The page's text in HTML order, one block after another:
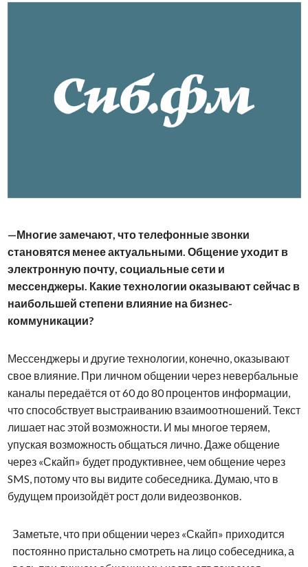
Многие замечают, что телефонные звонки
становятся менее актуальными. Общение уходит в
электронную почту, социальные сети и
мессенджеры. Какие технологии оказывают сейчас в
наибольшей степени влияние на бизнес-
коммуникации?
Мессенджеры и другие технологии, конечно, оказывают
свое влияние. При личном общении через невербальные
каналы передаётся от 60 до 80 процентов информации,
что способствует выстраиванию взаимоотношений. Текст
лишает нас этой возможности. И мы многое теряем,
упуская возможность общаться лично. Даже общение
через «Скайп» будет продуктивнее, чем общение через
SMS, потому что вы видите собеседника. Думаю, что в
будущем произойдёт рост доли видеозвонков.
Заметьте, что при общении через «Скайп» приходится
постоянно пристально смотреть на лицо собеседника, а